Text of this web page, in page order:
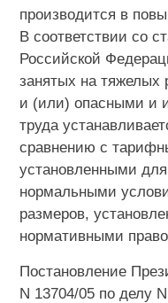
производится в
В соответствии со
Российской
занятых на тяжелых
и (или) опасными и
труда
сравнению с
установленными
нормальными
размеров,
нормативными
Постановление
N 13704/05 по делу